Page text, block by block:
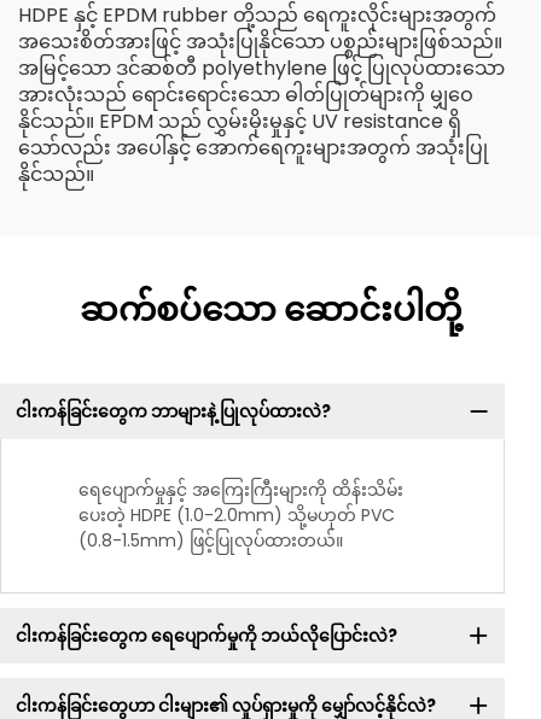
HDPE နှင့် EPDM rubber တို့သည် ရေကူးလိုင်းများအတွက်
အသေးစိတ်အားဖြင့် အသုံးပြုနိုင်သော ပစ္စည်းများဖြစ်သည်။
အမြင့်သော ဒင်ဆစ်တီ polyethylene ဖြင့် ပြုလုပ်ထားသော
အားလုံးသည် ရောင်းရောင်းသော ဓါတ်ပြုတ်များကို မျှဝေ
နိုင်သည်။ EPDM သည် လွှမ်းမိုးမှုနှင့် UV resistance ရှိ
သော်လည်း အပေါ်နှင့် အောက်ရေကူးများအတွက် အသုံးပြု
နိုင်သည်။
ဆက်စပ်သော ဆောင်းပါတို့
ငါးကန်ခြင်းတွေက ဘာများနဲ့ ပြုလုပ်ထားလဲ?
ရေပျောက်မှုနှင့် အကြေးကြီးများကို ထိန်းသိမ်း
ပေးတဲ့ HDPE (1.0-2.0mm) သို့မဟုတ် PVC
(0.8-1.5mm) ဖြင့်ပြုလုပ်ထားတယ်။
ငါးကန်ခြင်းတွေက ရေပျောက်မှုကို ဘယ်လိုပြောင်းလဲ?
ငါးကန်ခြင်းတွေဟာ ငါးများ၏ လှုပ်ရှားမှုကို မျှော်လင့်နိုင်လဲ?